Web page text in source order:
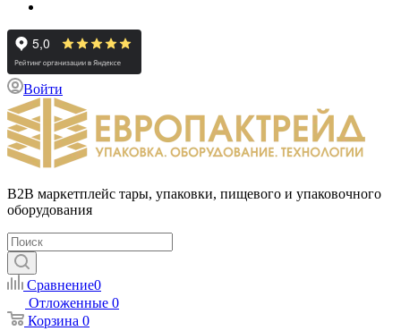
Войти
B2B маркетплейс тары, упаковки, пищевого и упаковочного
оборудования
Сравнение0
Отложенные 0
Корзина 0